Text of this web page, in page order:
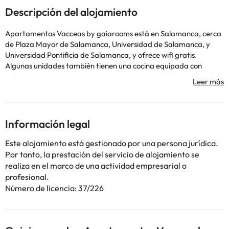
Descripción del alojamiento
Apartamentos Vacceas by gaiarooms está en Salamanca, cerca
de Plaza Mayor de Salamanca, Universidad de Salamanca, y
Universidad Pontificia de Salamanca, y ofrece wifi gratis.
Algunas unidades también tienen una cocina equipada con
puntos de interés como Museo de Art Déco y Art Nouveau,
está a 18 km.
For group bookings, a deposit of EUR 100 may be charged for
each apartment booked Pets Allowed. Availability is limited.
Guests must contact the hotel when making a reservation. This
service costs EUR 12 per animal per night. A maximum of 2 pets
are allowed per room. Assistance dogs are allowed free of
charge.En este alojamiento no se pueden celebrar despedidas de
soltero o soltera ni fiestas similares. Informa a con antelación de
en contacto directamente con el alojamiento. Los datos de
Información legal
Este alojamiento está gestionado por una persona jurídica.
Por tanto, la prestación del servicio de alojamiento se
realiza en el marco de una actividad empresarial o
profesional.
Número de licencia: 37/226